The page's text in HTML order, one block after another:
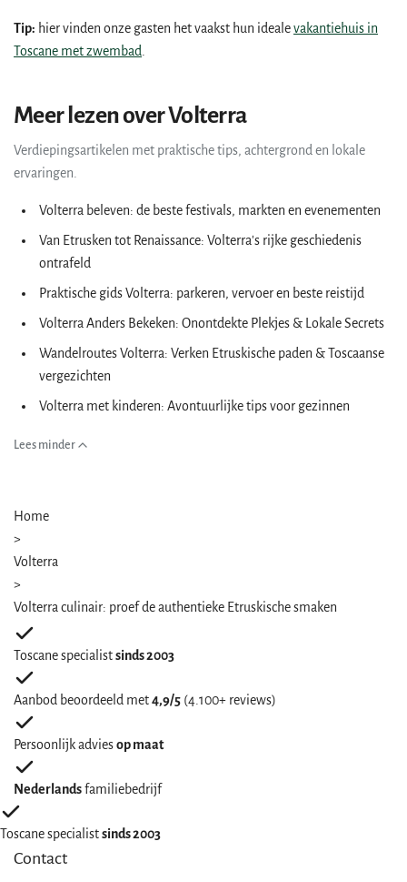
Tip: hier vinden onze gasten het vaakst hun idealevakantiehuis in
Toscane met zwembad
Meer lezen over Volterra
Verdiepingsartikelen met praktische tips, achtergrond en lokale
ervaringen.
Volterra beleven: de beste festivals, markten en evenementen
Van Etrusken tot Renaissance: Volterra's rijke geschiedenis
ontrafeld
Praktische gids Volterra: parkeren, vervoer en beste reistijd
Volterra Anders Bekeken: Onontdekte Plekjes & Lokale Secrets
Wandelroutes Volterra: Verken Etruskische paden & Toscaanse
vergezichten
Volterra met kinderen: Avontuurlijke tips voor gezinnen
Lees minder
Home
>
Volterra
>
Volterra culinair: proef de authentieke Etruskische smaken
Toscane specialistsinds 2003
Aanbod beoordeeld met4,9/5 (4.100+ reviews)
Persoonlijk adviesop maat
Nederlandsfamiliebedrijf
Toscane specialistsinds 2003
Contact